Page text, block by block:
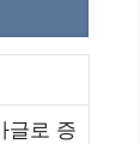
글로 증